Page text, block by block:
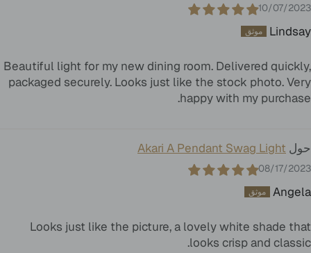
10/07/2023
Lindsay
Beautiful light for my new dining room. Delivered quickly,
packaged securely. Looks just like the stock photo. Very
happy with my purchase.
Akari A Pendant Swag Light
08/17/2023
Angela
Looks just like the picture, a lovely white shade that
looks crisp and classic.